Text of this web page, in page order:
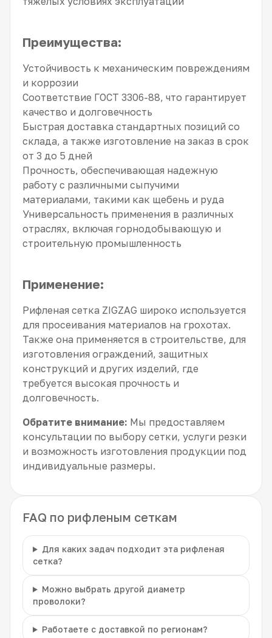
Преимущества:
Устойчивость к механическим повреждениям
и коррозии
Соответствие ГОСТ 3306-88, что гарантирует
качество и долговечность
Быстрая доставка стандартных позиций со
склада, а также изготовление на заказ в срок
от 3 до 5 дней
Прочность, обеспечивающая надежную
работу с различными сыпучими
материалами, такими как щебень и руда
Универсальность применения в различных
отраслях, включая горнодобывающую и
строительную промышленность
Применение:
Рифленая сетка ZIGZAG широко используется
для просеивания материалов на грохотах.
Также она применяется в строительстве, для
изготовления ограждений, защитных
конструкций и других изделий, где
требуется высокая прочность и
долговечность.
Обратите внимание: Мы предоставляем
консультации по выбору сетки, услуги резки
и возможность изготовления продукции под
индивидуальные размеры.
FAQ по рифленым сеткам
Для каких задач подходит эта рифленая
сетка?
Можно выбрать другой диаметр
проволоки?
Работаете с доставкой по регионам?